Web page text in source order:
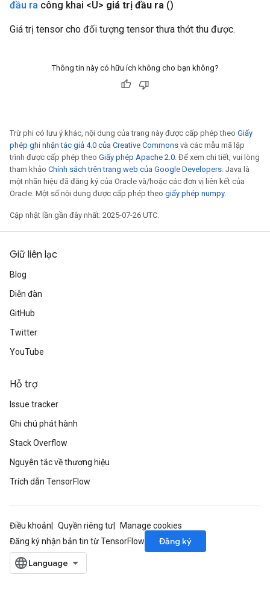
đầu ra công khai <U> giá trị đầu ra ()
Giá trị tensor cho đối tượng tensor thưa thớt thu được.
Thông tin này có hữu ích không cho bạn không?
Trừ phi có lưu ý khác, nội dung của trang này được cấp phép theo Giấy
phép ghi nhận tác giả 4.0 của Creative Commons và các mẫu mã lập
trình được cấp phép theo Giấy phép Apache 2.0. Để xem chi tiết, vui lòng
tham khảo Chính sách trên trang web của Google Developers. Java là
một nhãn hiệu đã đăng ký của Oracle và/hoặc các đơn vị liên kết của
Oracle. Một số nội dung được cấp phép theo giấy phép numpy.
Cập nhật lần gần đây nhất: 2025-07-26 UTC.
Giữ liên lạc
Blog
Diễn đàn
GitHub
Twitter
YouTube
Hỗ trợ
Issue tracker
Ghi chú phát hành
Stack Overflow
Nguyên tắc về thương hiệu
Trích dẫn TensorFlow
Điều khoản Quyền riêng tư
Manage cookies
Đăng ký nhận bản tin từ TensorFlow
Đăng ký